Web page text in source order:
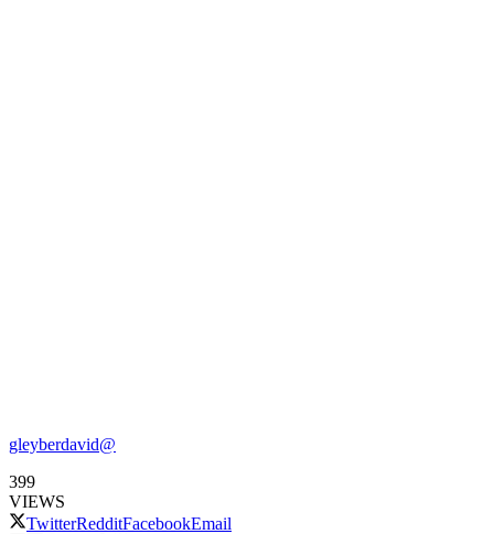
gleyberdavid@
399
VIEWS
TwitterRedditFacebookEmail